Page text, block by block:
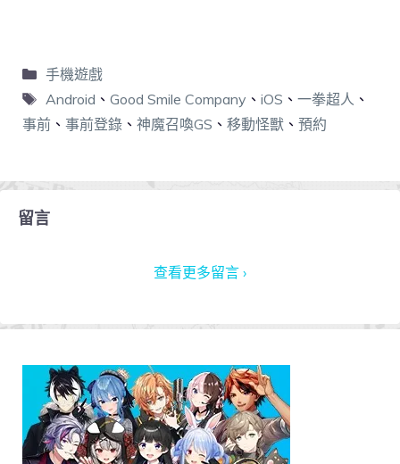
手機遊戲
Android 、 Good Smile Company 、 iOS 、 一拳超人 、
事前 、 事前登錄 、 神魔召喚GS 、 移動怪獸 、 預約
留言
查看更多留言 ›